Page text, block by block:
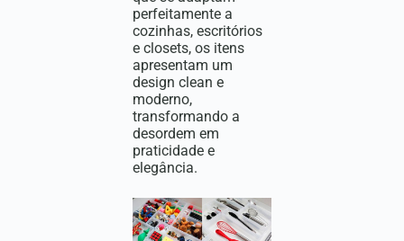
perfeitamente a
cozinhas, escritórios
e closets, os itens
apresentam um
design clean e
moderno,
transformando a
desordem em
praticidade e
elegância.